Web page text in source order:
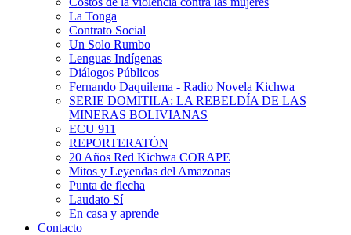
La Tonga
Contrato Social
Un Solo Rumbo
Lenguas Indígenas
Diálogos Públicos
Fernando Daquilema - Radio Novela Kichwa
SERIE DOMITILA: LA REBELDÍA DE LAS
MINERAS BOLIVIANAS
ECU 911
REPORTERATÓN
20 Años Red Kichwa CORAPE
Mitos y Leyendas del Amazonas
Punta de flecha
Laudato Sí
En casa y aprende
Contacto